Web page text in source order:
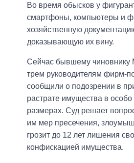
Во время обысков у
смартфоны, компьютеры и
хозяйственную
доказывающую их вину.
Сейчас бывшему чиновнику
трем руководителям фирм-
сообщили о подозрении в
растрате имущества в
размерах. Суд решает
им мер пресечения,
грозит до 12 лет лишения
конфискацией имущества.